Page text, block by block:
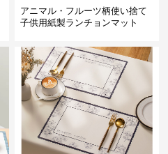
アニマル・フルーツ柄使い捨て
子供用紙製ランチョンマット